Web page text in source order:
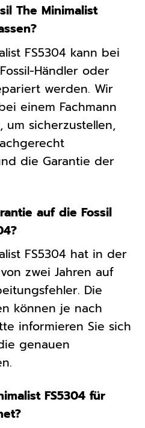
The Minimalist
FS5304 kann bei
Händler oder
werden. Wir
einem Fachmann
um sicherzustellen,
die Garantie der
auf die Fossil
FS5304 hat in der
zwei Jahren auf
Die
können je nach
informieren Sie sich
genauen
FS5304 für